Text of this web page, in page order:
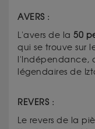
AVERS :
L'avers de la 50
qui se trouve sur
l'Indépendance,
légendaires de
REVERS :
Le revers de la